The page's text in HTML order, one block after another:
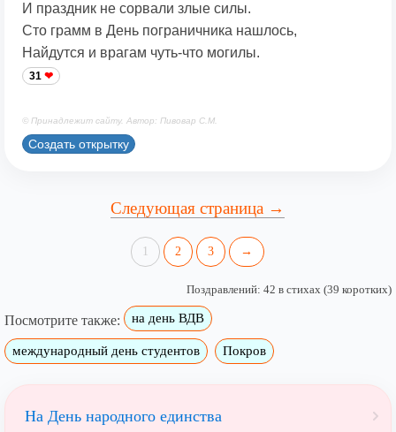
И праздник не сорвали злые силы.
Сто грамм в День пограничника нашлось,
Найдутся и врагам чуть-что могилы.
31
© Принадлежит сайту. Автор: Пивовар С.М.
Создать открытку
Следующая страница →
1 2 3 →
Поздравлений: 42 в стихах (39 коротких)
Посмотрите также: на день ВДВ
международный день студентов Покров
На День народного единства